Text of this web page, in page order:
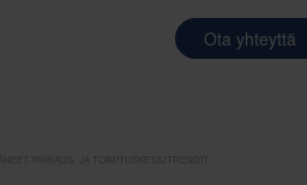
Ota yhteyttä
PAKKAUS- JA TOIMITUSKETJUTRENDIT